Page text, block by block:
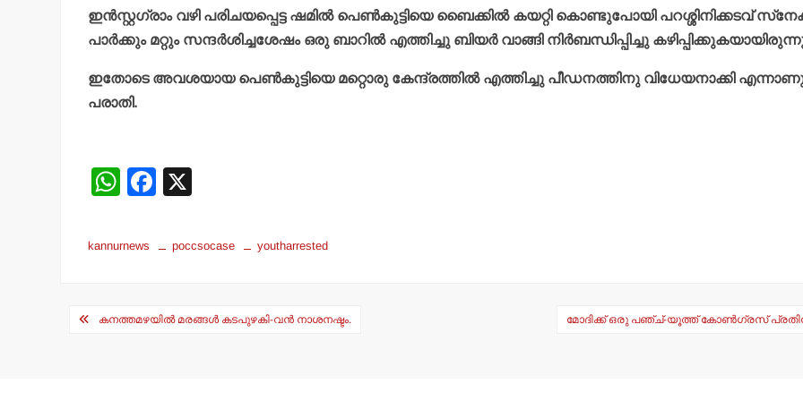
ഇന്‍സ്റ്റഗ്രാം വഴി പരിചയപ്പെട്ട ഷമില്‍ പെണ്‍കുട്ടിയെ ബൈക്കില്‍ കയറ്റി കൊണ്ടുപോയി പറശ്ശിനിക്കടവ്
പാര്‍ക്കും മറ്റും സന്ദര്‍ശിച്ചശേഷം ഒരു ബാറില്‍ എത്തിച്ചു ബിയര്‍ വാങ്ങി നിര്‍ബന്ധിപ്പിച്ചു
ഇതോടെ അവശയായ പെണ്‍കുട്ടിയെ മറ്റൊരു കേന്ദ്രത്തില്‍ എത്തിച്ചു പീഡനത്തിനു വിധേയനാക്കി
പരാതി.
W
at
p
F
o
kannurnews poccsocase youtharrested
Postകനത്തമഴയില്‍ മരങ്ങള്‍ കടപുഴകി-വന്‍ നാശനഷ്ടം. മോദിക്ക് ഒരു പഞ്ച്-യൂത്ത് കോണ്‍ഗ്രസ്